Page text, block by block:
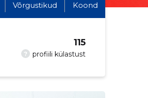
Võrgustikud Koond
? profiili külastust
115